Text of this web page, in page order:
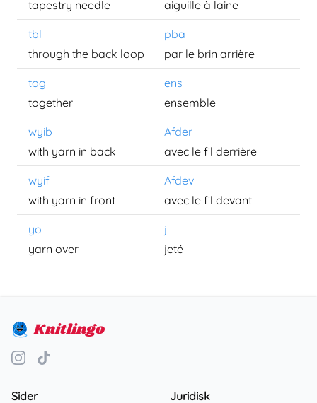
tapestry needle
aiguille à laine
tbl
pba
through the back loop
par le brin arrière
tog
ens
together
ensemble
wyib
Afder
with yarn in back
avec le fil derrière
wyif
Afdev
with yarn in front
avec le fil devant
yo
j
yarn over
jeté
Knitlingo
Sider Juridisk